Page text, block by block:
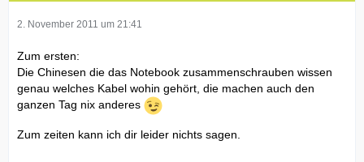
2. November 2011 um 21:41
Zum ersten:
Die Chinesen die das Notebook zusammenschrauben wissen
genau welches Kabel wohin gehört, die machen auch den
ganzen Tag nix anderes
Zum zeiten kann ich dir leider nichts sagen.